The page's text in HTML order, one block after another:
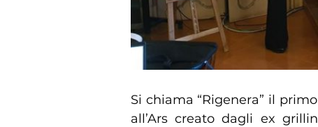
Si chiama “Rigenera” il
all’Ars creato dagli ex